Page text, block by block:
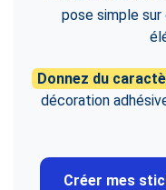
pose simple
Donnez du
décoration
Créer mes